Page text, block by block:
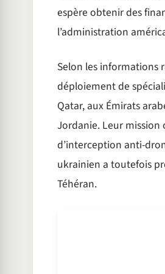
espère obtenir des
l’administration
Selon les informations
déploiement de
Qatar, aux Émirats
Jordanie. Leur mission
d’interception anti-
ukrainien a toutefois
Téhéran.